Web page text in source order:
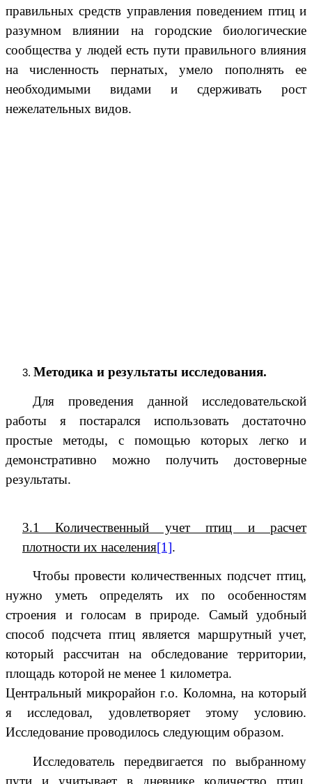
правильных средств управления поведением птиц и
разумном влиянии на городские биологические
сообщества у людей есть пути правильного влияния
на численность пернатых, умело пополнять ее
необходимыми видами и сдерживать рост
нежелательных видов.
Методика и результаты исследования.
Для проведения данной исследовательской
работы я постарался использовать достаточно
простые методы, с помощью которых легко и
демонстративно можно получить достоверные
результаты.
3.1 Количественный учет птиц и расчет
плотности их населения[1].
Чтобы провести количественных подсчет птиц,
нужно уметь определять их по особенностям
строения и голосам в природе. Самый удобный
способ подсчета птиц является маршрутный учет,
который рассчитан на обследование территории,
площадь которой не менее 1 километра.
Центральный микрорайон г.о. Коломна, на который
я исследовал, удовлетворяет этому условию.
Исследование проводилось следующим образом.
Исследователь передвигается по выбранному
пути и учитывает в дневнике количество птиц,